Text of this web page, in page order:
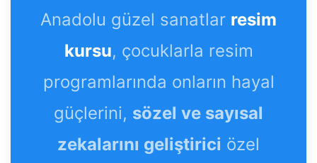
Anadolu güzel sanatlar resim
kursu, çocuklarla resim
programlarında onların hayal
güçlerini, sözel ve sayısal
zekalarını geliştirici özel